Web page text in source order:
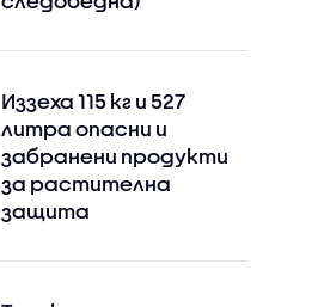
Иззеха 115 кг и 527
литра опасни и
забранени продукти
за растителна
защита